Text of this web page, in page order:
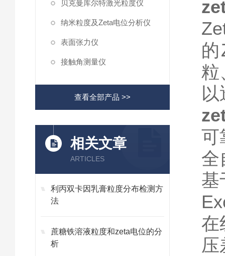
贝克曼库尔特激光粒度仪
纳米粒度及Zeta电位分析仪
表面张力仪
接触角测量仪
查看全部产品 >>
相关文章
ARTICLES
利丙双卡因乳膏粒度分布检测方
法
蔗糖铁溶液粒度和zeta电位的分
析
粒
可
全
基
在
压